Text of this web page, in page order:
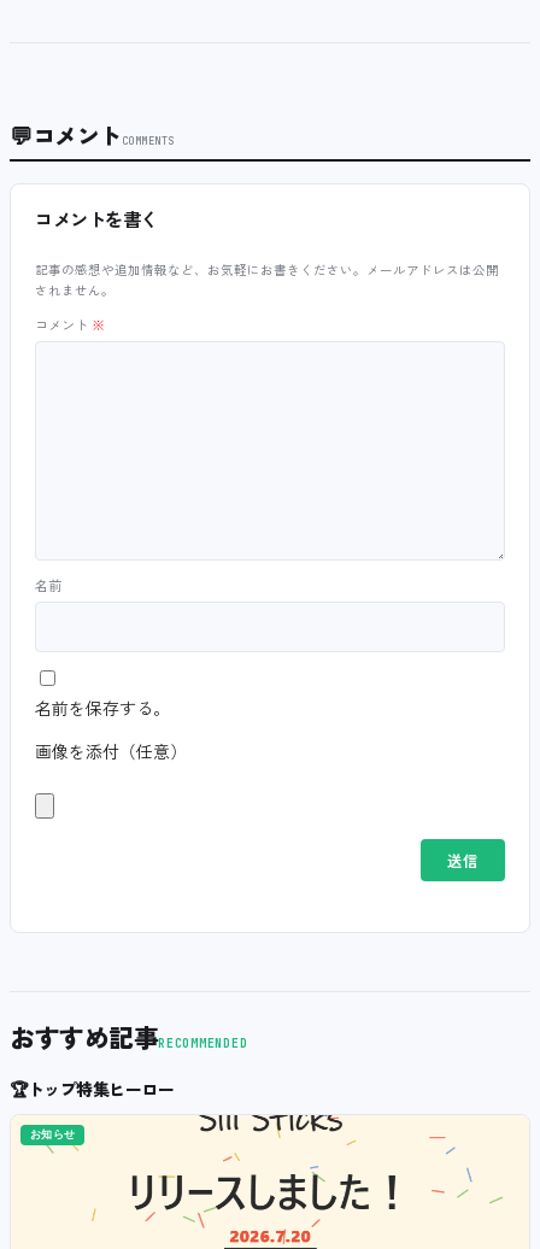
💬コメント COMMENTS
コメントを書く
記事の感想や追加情報など、お気軽にお書きください。メールアドレスは公開
されません。
コメント ※
名前
名前を保存する。
画像を添付（任意）
おすすめ記事RECOMMENDED
🏆トップ特集ヒーロー
お知らせ